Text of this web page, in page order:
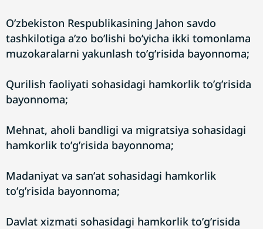
Oʼzbekiston Respublikasining Jahon savdo
tashkilotiga aʼzo boʼlishi boʼyicha ikki tomonlama
muzokaralarni yakunlash toʼgʼrisida bayonnoma;
Qurilish faoliyati sohasidagi hamkorlik toʼgʼrisida
bayonnoma;
Mehnat, aholi bandligi va migratsiya sohasidagi
hamkorlik toʼgʼrisida bayonnoma;
Madaniyat va sanʼat sohasidagi hamkorlik
toʼgʼrisida bayonnoma;
Davlat xizmati sohasidagi hamkorlik toʼgʼrisida